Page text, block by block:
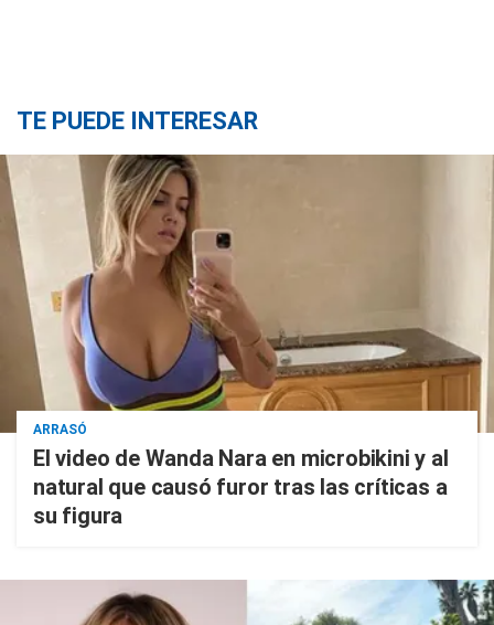
TE PUEDE INTERESAR
ARRASÓ
El video de Wanda Nara en microbikini y al
natural que causó furor tras las críticas a
su figura